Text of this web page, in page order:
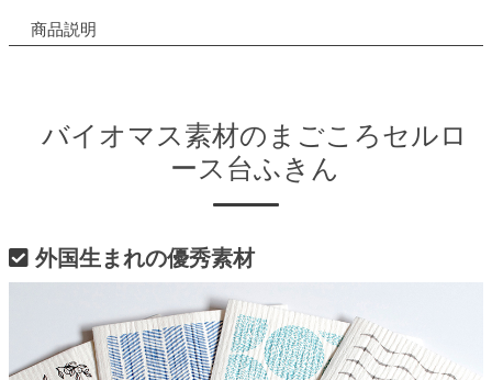
商品説明
バイオマス素材のまごころセルロ
ース台ふきん
外国生まれの優秀素材